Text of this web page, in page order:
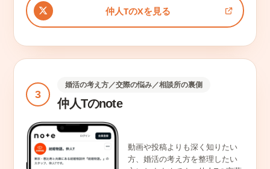
仲人TのXを見る
3
婚活の考え方／交際の悩み／相談所の裏側
仲人Tのnote
動画や投稿よりも深く知りたい
方、婚活の考え方を整理したい